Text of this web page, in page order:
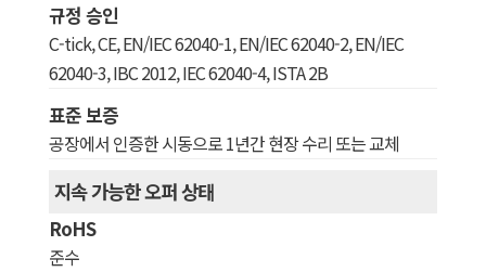
규정 승인
C-tick, CE, EN/IEC 62040-1, EN/IEC 62040-2, EN/IEC
62040-3, IBC 2012, IEC 62040-4, ISTA 2B
표준 보증
공장에서 인증한 시동으로 1년간 현장 수리 또는 교체
지속 가능한 오퍼 상태
RoHS
준수